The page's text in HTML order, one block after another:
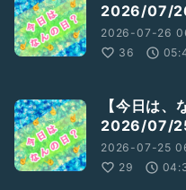
2026/07/
2026-07-26
36
【今日は、
2026/07/
2026-07-25
29